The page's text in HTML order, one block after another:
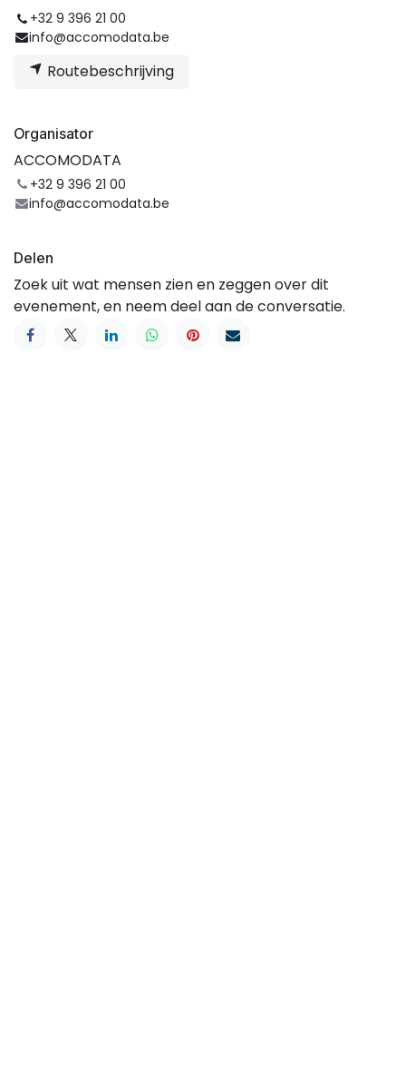
+32 9 396 21 00
info@accomodata.be
Routebeschrijving
Organisator
ACCOMODATA
+32 9 396 21 00
info@accomodata.be
Delen
Zoek uit wat mensen zien en zeggen over dit
evenement, en neem deel aan de conversatie.